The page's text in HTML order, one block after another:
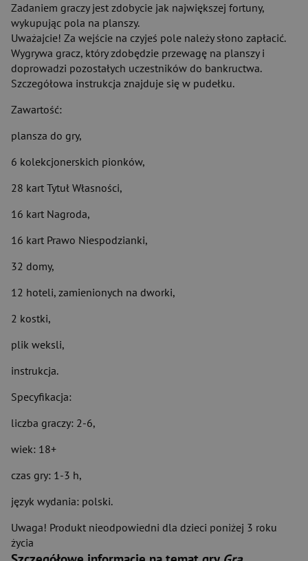
Zadaniem graczy jest zdobycie jak największej fortuny,
wykupując pola na planszy.
Uważajcie! Za wejście na czyjeś pole należy słono zapłacić.
Wygrywa gracz, który zdobędzie przewagę na planszy i
doprowadzi pozostałych uczestników do bankructwa.
Szczegółowa instrukcja znajduje się w pudełku.
Zawartość:
plansza do gry,
6 kolekcjonerskich pionków,
28 kart Tytuł Własności,
16 kart Nagroda,
16 kart Prawo Niespodzianki,
32 domy,
12 hoteli, zamienionych na dworki,
2 kostki,
plik weksli,
instrukcja.
Specyfikacja:
liczba graczy: 2-6,
wiek: 18+
czas gry: 1-3 h,
język wydania: polski.
Uwaga! Produkt nieodpowiedni dla dzieci poniżej 3 roku
życia